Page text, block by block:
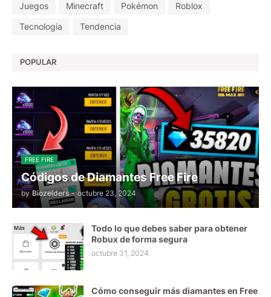
Juegos
Minecraft Pokémon
Roblox
Tecnologia
Tendencia
POPULAR
FREE FIRE
Códigos de Diamantes Free Fire
by Biozelders - octubre 23, 2024
Todo lo que debes saber para obtener
Robux de forma segura
octubre 31, 2024
Cómo conseguir más diamantes en Free